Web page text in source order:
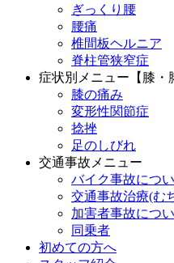
ぎっくり腰
腰痛
椎間板ヘルニア
脊柱管狭窄症
症状別メニュー【膝・
膝の痛み
変形性関節症
捻挫
足のしびれ
交通事故メニュー
バイク事故につ
交通事故治療(む
加害者事故につ
同乗者
初めての方へ